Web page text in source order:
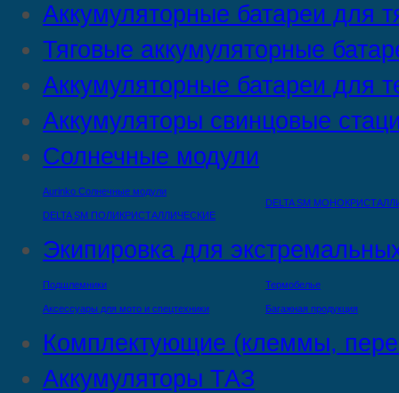
Аккумуляторные батареи для
Тяговые аккумуляторные
Аккумуляторные батареи для
Аккумуляторы свинцовые
Солнечные модули
Aurinko Солнечные модули
DELTA SM ПОЛИКРИСТАЛЛИЧЕСКИЕ
DELTA SM
Экипировка для
Подшлемники
Аксессуары для мото и спецтехники
Термобелье
Багажная продукция
Комплектующие (клеммы,
Аккумуляторы ТАЗ